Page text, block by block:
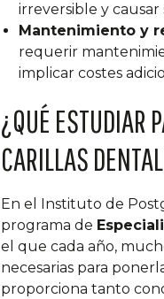
irreversible y
Mantenimiento y
requerir
implicar costes
¿QUÉ ESTUDIAR
CARILLAS
En el Instituto de
programa de
el que cada año,
necesarias para
proporciona tanto